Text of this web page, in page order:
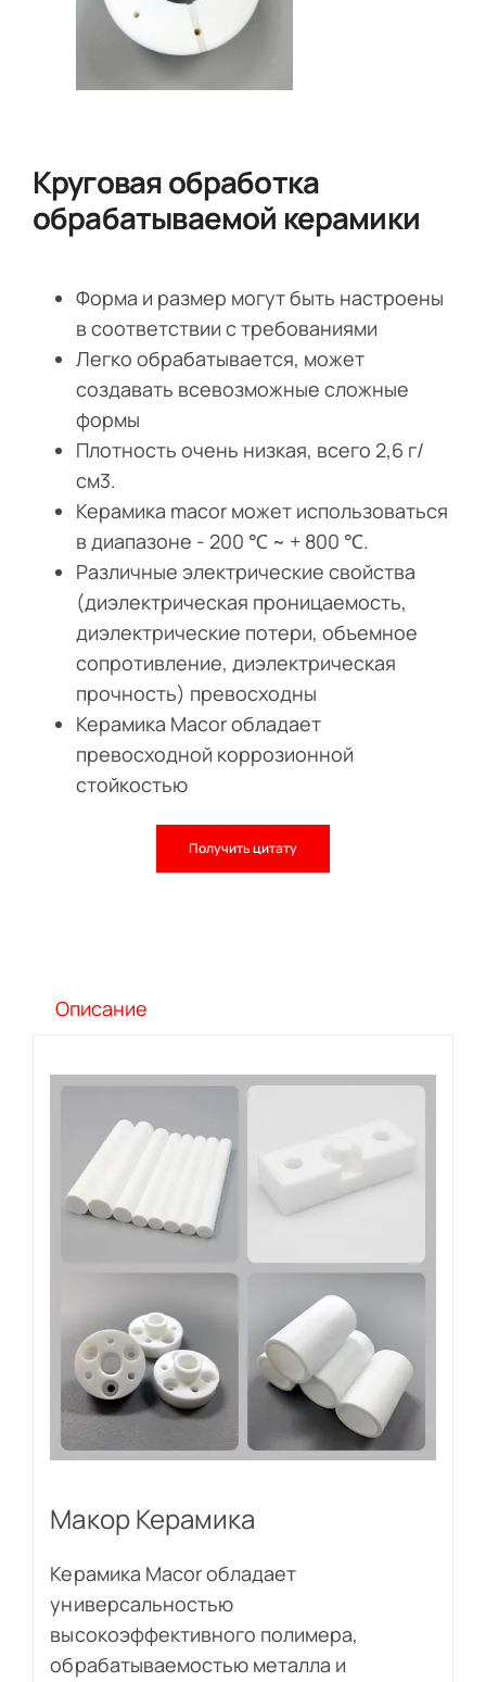
Круговая обработка
обрабатываемой керамики
Форма и размер могут быть настроены
в соответствии с требованиями
Легко обрабатывается, может
создавать всевозможные сложные
формы
Плотность очень низкая, всего 2,6 г/
см3.
Керамика macor может использоваться
в диапазоне - 200 ℃ ~ + 800 ℃.
Различные электрические свойства
(диэлектрическая проницаемость,
диэлектрические потери, объемное
сопротивление, диэлектрическая
прочность) превосходны
Керамика Macor обладает
превосходной коррозионной
стойкостью
Получить цитату
Описание
Макор Керамика
Керамика Macor обладает
универсальностью
высокоэффективного полимера,
обрабатываемостью металла и